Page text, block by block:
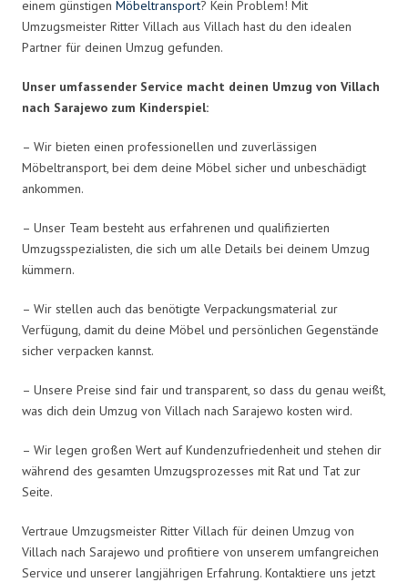
einem günstigen Möbeltransport? Kein Problem! Mit
Umzugsmeister Ritter Villach aus Villach hast du den idealen
Partner für deinen Umzug gefunden.
Unser umfassender Service macht deinen Umzug von Villach
nach Sarajewo zum Kinderspiel:
– Wir bieten einen professionellen und zuverlässigen
Möbeltransport, bei dem deine Möbel sicher und unbeschädigt
ankommen.
– Unser Team besteht aus erfahrenen und qualifizierten
Umzugsspezialisten, die sich um alle Details bei deinem Umzug
kümmern.
– Wir stellen auch das benötigte Verpackungsmaterial zur
Verfügung, damit du deine Möbel und persönlichen Gegenstände
sicher verpacken kannst.
– Unsere Preise sind fair und transparent, so dass du genau weißt,
was dich dein Umzug von Villach nach Sarajewo kosten wird.
– Wir legen großen Wert auf Kundenzufriedenheit und stehen dir
während des gesamten Umzugsprozesses mit Rat und Tat zur
Seite.
Vertraue Umzugsmeister Ritter Villach für deinen Umzug von
Villach nach Sarajewo und profitiere von unserem umfangreichen
Service und unserer langjährigen Erfahrung. Kontaktiere uns jetzt